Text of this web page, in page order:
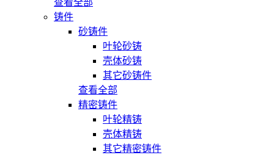
查看全部
铸件
砂铸件
叶轮砂铸
壳体砂铸
其它砂铸件
查看全部
精密铸件
叶轮精铸
壳体精铸
其它精密铸件